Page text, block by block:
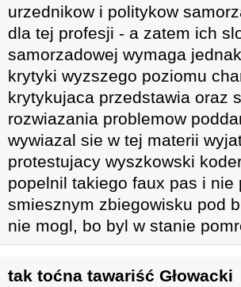
urzednikow i politykow
dla tej profesji - a zatem ich
samorzadowej wymaga
krytyki wyzszego poziomu
krytykujaca przedstawia oraz
rozwiazania problemow
wywiazal sie w tej materii
protestujacy wyszkowski
popelnil takiego faux pas i
smiesznym zbiegowisku pod
nie mogl, bo byl w stanie
tak toćna tawariść Głowacki